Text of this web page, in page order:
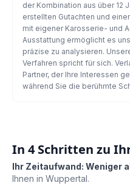
der Kombination aus über 12
erstellten Gutachten und
mit eigener Karosserie- und
Ausstattung ermöglicht es
präzise zu analysieren.
Verfahren spricht für sich.
Partner, der Ihre Interessen
während Sie die berühmte
In 4 Schritten zu
Ihr Zeitaufwand: Weniger
Ihnen in Wuppertal.